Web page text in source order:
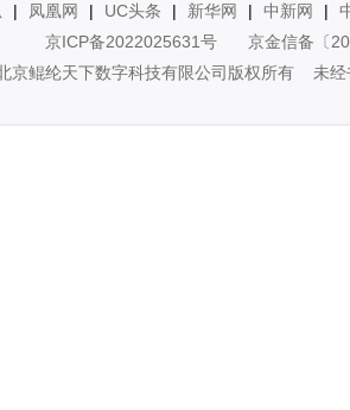
| 凤凰网 | UC头条 | 新华网 | 中新网 |
京ICP备2022025631号
京金信备〔
京鲲纶天下数字科技有限公司版权所有 未